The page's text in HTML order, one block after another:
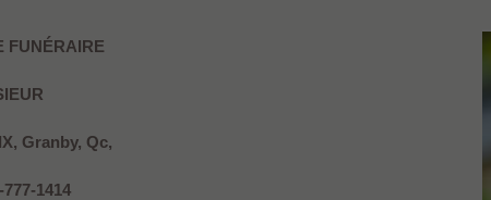
FUNÉRAIRE
Granby, Qc,
1414